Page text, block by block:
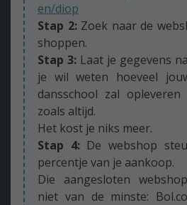
en/diop
Stap 2:Zoek naar de
shoppen.
Stap 3: Laat je gegevens
je wil weten hoeveel
dansschool zal
zoals altijd.
Het kost je niks meer.
Stap 4: De webshop
percentje van je aankoop.
Die aangesloten
niet van de minste: